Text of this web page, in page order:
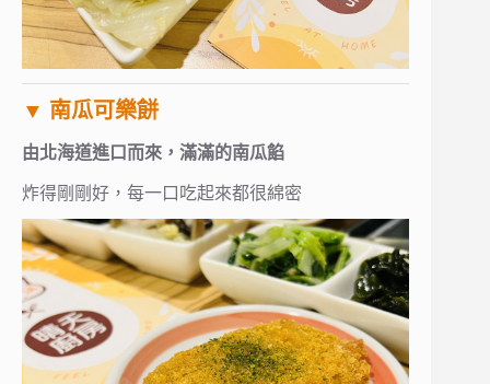
▼ 南瓜可樂餅
由北海道進口而來，滿滿的南瓜餡
炸得剛剛好，每一口吃起來都很綿密